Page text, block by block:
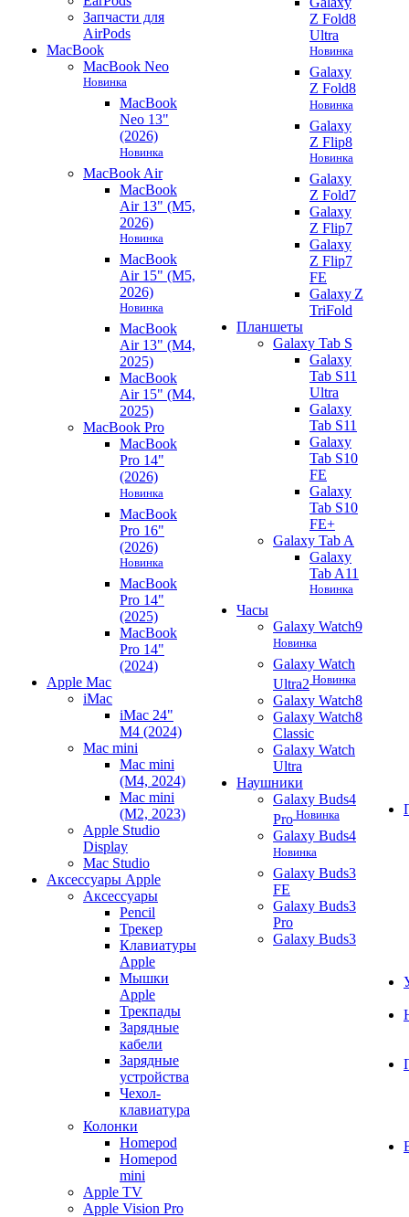
Запчасти для
AirPods
MacBook
MacBook Neo
Новинка
MacBook
Neo 13"
(2026)
Новинка
MacBook Air
MacBook
Air 13" (M5,
2026)
Новинка
MacBook
Air 15" (M5,
2026)
Новинка
MacBook
Air 13" (M4,
2025)
MacBook
Air 15" (M4,
2025)
MacBook Pro
MacBook
Pro 14"
(2026)
Новинка
MacBook
Pro 16"
(2026)
Новинка
MacBook
Pro 14"
(2025)
MacBook
Pro 14"
(2024)
Apple Mac
iMac
iMac 24"
M4 (2024)
Mac mini
Mac mini
(M4, 2024)
Mac mini
(M2, 2023)
Apple Studio
Display
Mac Studio
Аксессуары Apple
Аксессуары
Pencil
Трекер
Клавиатуры
Apple
Мышки
Apple
Трекпады
Зарядные
кабели
Зарядные
устройства
Чехол-
клавиатура
Колонки
Homepod
Homepod
mini
Apple TV
Apple Vision Pro
Z Fold8
Ultra
Новинка
Galaxy
Z Fold8
Новинка
Galaxy
Z Flip8
Новинка
Galaxy
Z Fold7
Galaxy
Z Flip7
Galaxy
Z Flip7
FE
Galaxy Z
TriFold
Планшеты
Galaxy Tab S
Galaxy
Tab S11
Ultra
Galaxy
Tab S11
Galaxy
Tab S10
FE
Galaxy
Tab S10
FE+
Galaxy Tab A
Galaxy
Tab A11
Новинка
Часы
Galaxy Watch9
Новинка
Galaxy Watch
Ultra2 Новинка
Galaxy Watch8
Galaxy Watch8
Classic
Galaxy Watch
Ultra
Наушники
Galaxy Buds4
Pro Новинка
Galaxy Buds4
Новинка
Galaxy Buds3
FE
Galaxy Buds3
Pro
Galaxy Buds3